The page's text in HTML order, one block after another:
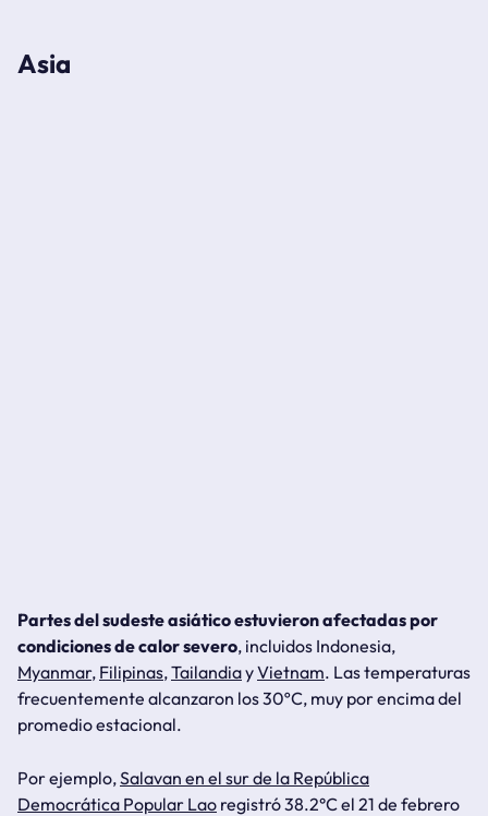
Asia
Partes del sudeste asiático estuvieron afectadas por
condiciones de calor severo, incluidos Indonesia,
Myanmar, Filipinas,TailandiayVietnam. Las temperaturas
frecuentemente alcanzaron los 30ºC, muy por encima del
promedio estacional.
Por ejemplo,Salavan en el sur de la República
Democrática Popular Lao registró 38.2°C el 21 de febrero